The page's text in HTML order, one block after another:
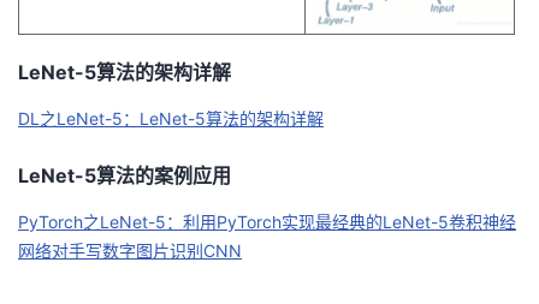
LeNet-5算法的架构详解
DL之LeNet-5：LeNet-5算法的架构详解
LeNet-5算法的案例应用
PyTorch之LeNet-5：利用PyTorch实现最经典的LeNet-5卷积神经
网络对手写数字图片识别CNN